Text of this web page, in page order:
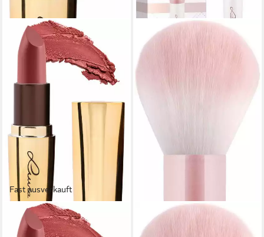
Fast ausverkauft
LUVIA COSMETICS
Lippenstift Luxurious Colors
LUVIA COSMETICS
Puderpinsel POWDER